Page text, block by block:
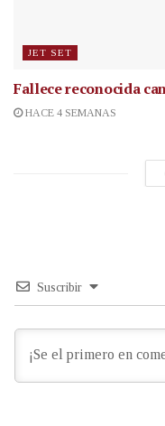
JET SET
Fallece reconocida
HACE 4 SEMANAS
Suscribir